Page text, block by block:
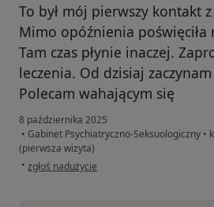
To był mój pierwszy kontakt
Mimo opóźnienia poświęciła
Tam czas płynie inaczej.
leczenia. Od dzisiaj
Polecam wahającym się
8 października 2025
• Gabinet Psychiatryczno-Seksuologiczny •
(pierwsza wizyta)
• w opinii użytkownika Joanna
zgłoś nadużycie